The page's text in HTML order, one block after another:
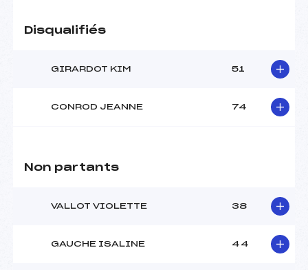
Disqualifiés
GIRARDOT KIM 51
CONROD JEANNE 74
Non partants
VALLOT VIOLETTE 38
GAUCHE ISALINE 44